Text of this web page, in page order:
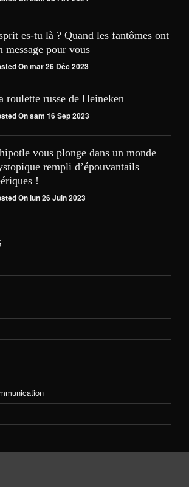
es-tu là ? Quand les fantômes ont
message pour vous
On mar 26 Déc 2023
roulette russe de Heineken
On sam 16 Sep 2023
vous plonge dans un monde
rempli d’épouvantails
!
On lun 26 Juin 2023